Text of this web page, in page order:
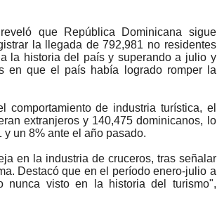
que República Dominicana sigue
la llegada de 792,981 no residentes
la historia del país y superando a julio y
en que el país había logrado romper la
de industria turística, el
extranjeros y 140,475 dominicanos, lo
un 8% ante el año pasado.
en la industria de cruceros, tras señalar
Destacó que en el período enero-julio a
nunca visto en la historia del turismo",